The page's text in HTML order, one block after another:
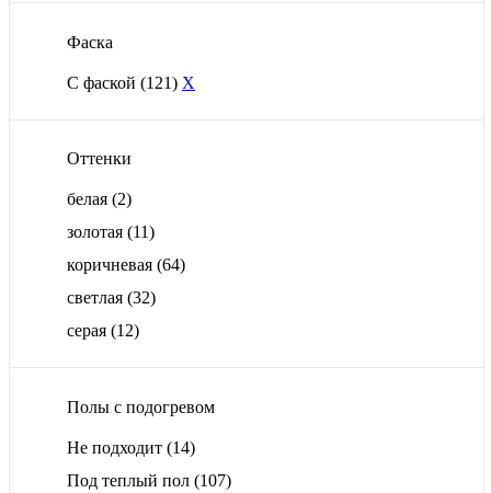
Фаска
С фаской (121) X
Оттенки
белая (2)
золотая (11)
коричневая (64)
светлая (32)
серая (12)
Полы с подогревом
Не подходит (14)
Под теплый пол (107)